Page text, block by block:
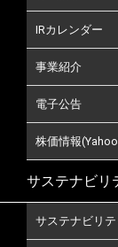
IRカレンダー
事業紹介
電子公告
株価情報
サステナビリ
サステナビリ